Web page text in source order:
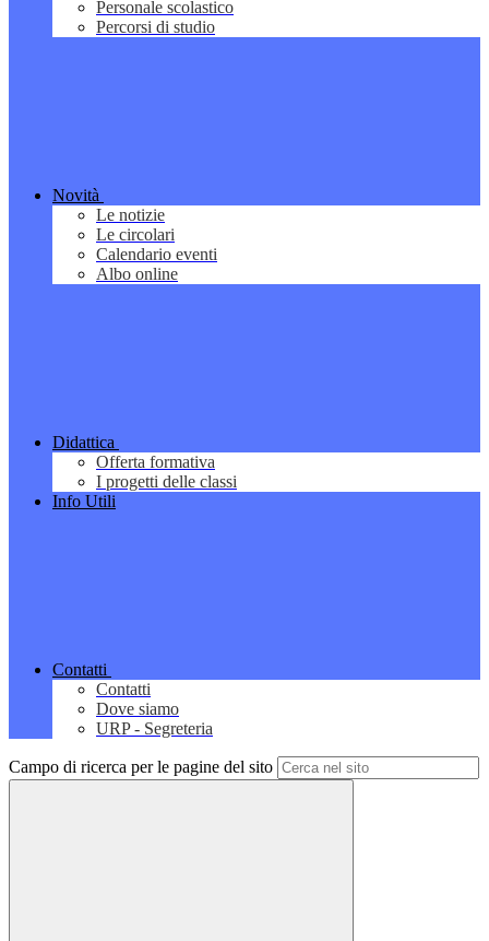
Personale scolastico
Percorsi di studio
Novità
Le notizie
Le circolari
Calendario eventi
Albo online
Didattica
Offerta formativa
I progetti delle classi
Info Utili
Contatti
Contatti
Dove siamo
URP - Segreteria
Campo di ricerca per le pagine del sito